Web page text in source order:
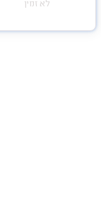
לא זמין